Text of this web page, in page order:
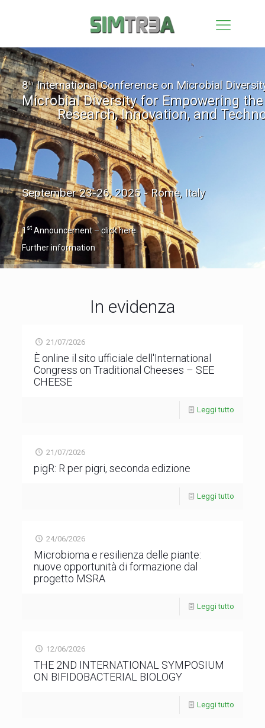
8thInternational Conference on Microbial
Microbial Diversity for Empowering
Research, Innovation, and
September 23-26, 2025 - Rome, Italy
1 st Announcement – click here
Further information
In evidenza
21/07/2026
È online il sito ufficiale dell'International
Congress on Traditional Cheeses – SEE
CHEESE
Leggi tutto
21/07/2026
pigR: R per pigri, seconda edizione
Leggi tutto
24/06/2026
Microbioma e resilienza delle piante:
nuove opportunità di formazione dal
progetto MSRA
Leggi tutto
12/06/2026
THE 2ND INTERNATIONAL SYMPOSIUM
ON BIFIDOBACTERIAL BIOLOGY
Leggi tutto